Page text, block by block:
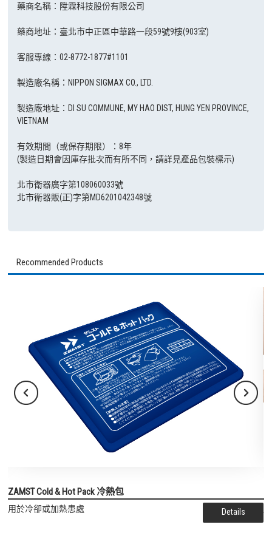
藥商名稱：陞霖科技股份有限公司
藥商地址：臺北市中正區中華路一段59號9樓(903室)
客服專線：02-8772-1877#1101
製造廠名稱：NIPPON SIGMAX CO., LTD.
製造廠地址：DI SU COMMUNE, MY HAO DIST, HUNG YEN PROVINCE,
VIETNAM
有效期間（或保存期限）：8年
(製造日期會因庫存批次而有所不同，請詳見產品包裝標示)
北市衛器廣字第108060033號
北市衛器販(正)字第MD6201042348號
Recommended Products
ZAMST Cold & Hot Pack 冷熱包
用於冷卻或加熱患處 Details